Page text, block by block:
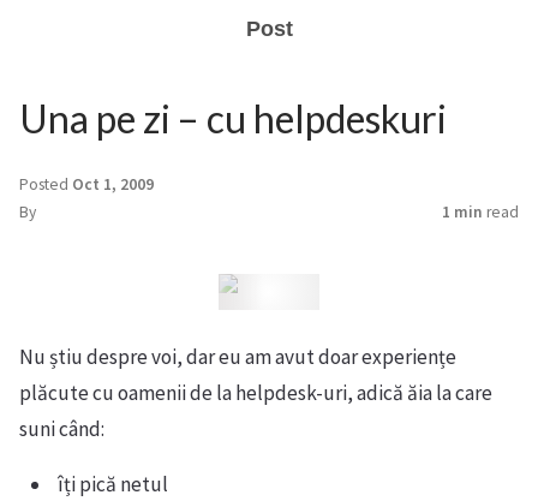
Post
Una pe zi – cu helpdeskuri
Posted Oct 1, 2009
By
1 min read
Nu știu despre voi, dar eu am avut doar experiențe
plăcute cu oamenii de la helpdesk-uri, adică ăia la care
suni când:
îți pică netul